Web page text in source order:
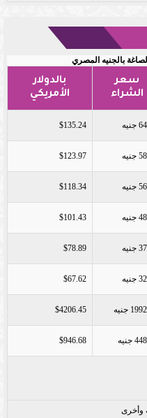
بالجنيه المصري
سعر
الشراء
بالدولار
الأمريكي
$135.24
$123.97
$118.34
$101.43
$78.89
$67.62
جنيه $4206.45
جنيه $946.68
وأخرى